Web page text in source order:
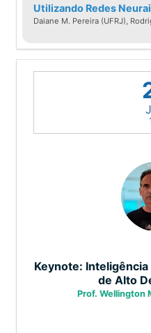
Utilizando Redes
Daiane M. Pereira (UFRJ),
Keynote:
de Alto
Prof. Wellington